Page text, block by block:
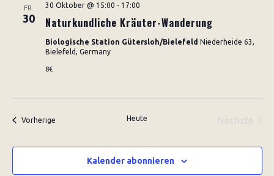
FR.
30 Naturkundliche Kräuter-Wanderung
30 Oktober @ 15:00 - 17:00
Biologische Station Gütersloh/Bielefeld Niederheide 63,
Bielefeld, Germany
8€
VorherigeVeranstaltungen Heute
Nächste
Kalender abonnieren